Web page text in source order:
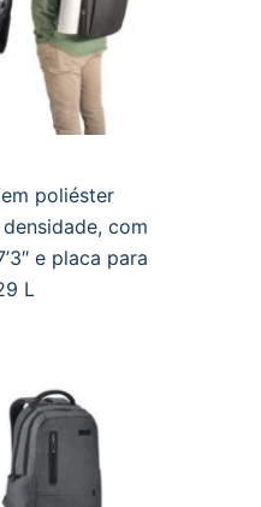
poliéster
com
e placa para
L